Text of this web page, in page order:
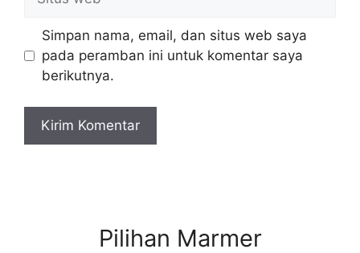
web
Simpan nama, email, dan situs web saya
pada peramban ini untuk komentar saya
berikutnya.
Pilihan Marmer